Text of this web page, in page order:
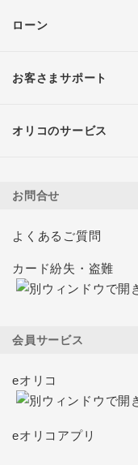
ローン
お客さまサポート
オリコのサービス
お問合せ
よくあるご質問
カード紛失・盗難
会員サービス
eオリコ
eオリコアプリ